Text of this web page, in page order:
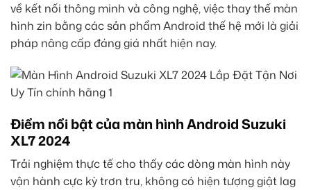
về kết nối thông minh và công nghệ, việc thay thế màn
hình zin bằng các sản phẩm Android thế hệ mới là giải
pháp nâng cấp đáng giá nhất hiện nay.
Điểm nổi bật của màn hình Android Suzuki
XL7 2024
Trải nghiệm thực tế cho thấy các dòng màn hình này
vận hành cực kỳ trơn tru, không có hiện tượng giật lag